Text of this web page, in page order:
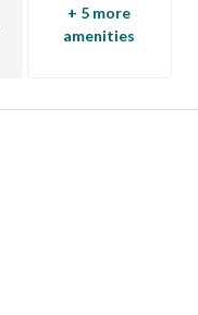
+ 5 more
amenities